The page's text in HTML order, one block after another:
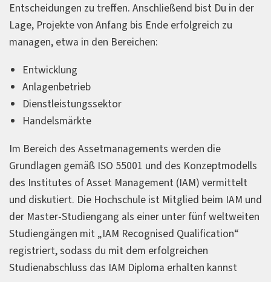
Entscheidungen zu treffen. Anschließend bist Du in der
Lage, Projekte von Anfang bis Ende erfolgreich zu
managen, etwa in den Bereichen:
Entwicklung
Anlagenbetrieb
Dienstleistungssektor
Handelsmärkte
Im Bereich des Assetmanagements werden die
Grundlagen gemäß ISO 55001 und des Konzeptmodells
des Institutes of Asset Management (IAM) vermittelt
und diskutiert. Die Hochschule ist Mitglied beim IAM und
der Master-Studiengang als einer unter fünf weltweiten
Studiengängen mit „IAM Recognised Qualification“
registriert, sodass du mit dem erfolgreichen
Studienabschluss das IAM Diploma erhalten kannst